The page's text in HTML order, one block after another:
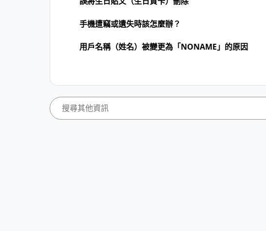
手機遭竊或遺失時該怎麼辦？
用戶名稱（姓名）被變更為「NONAME」的原因